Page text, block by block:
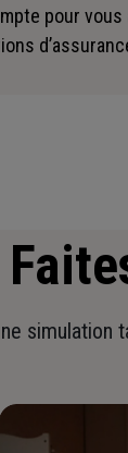
pour
simulation